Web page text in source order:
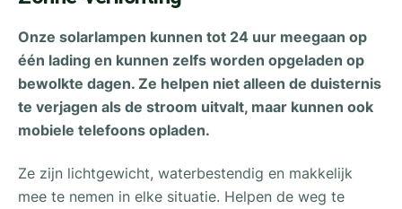
Onze solarlampen kunnen tot 24 uur meegaan op
één lading en kunnen zelfs worden opgeladen op
bewolkte dagen. Ze helpen niet alleen de duisternis
te verjagen als de stroom uitvalt, maar kunnen ook
mobiele telefoons opladen.
Ze zijn lichtgewicht, waterbestendig en makkelijk
mee te nemen in elke situatie. Helpen de weg te